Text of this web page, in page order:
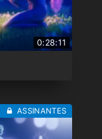
0:28:11
ASSINANTES